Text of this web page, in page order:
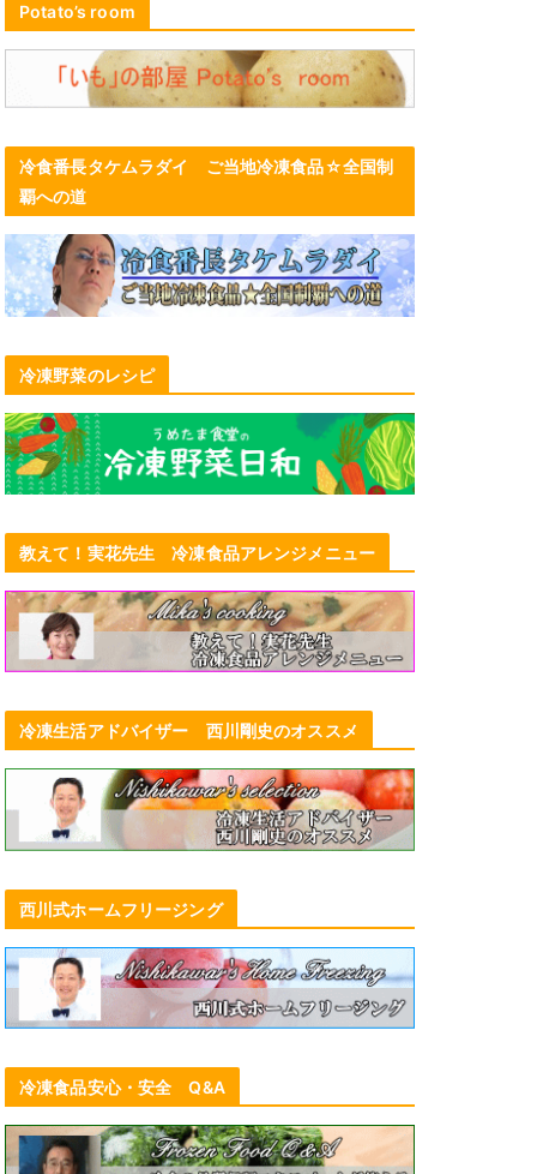
冷凍ラーメンで多彩なメニュー完成♪
～日清食品冷凍の『The ラーメン横
丁』構想、この秋出来上がりました
Potato’s room
冷食番長タケムラダイ ご当地冷凍食品☆全国制
覇への道
冷凍野菜のレシピ
教えて！実花先生 冷凍食品アレンジメニュー
冷凍生活アドバイザー 西川剛史のオススメ
西川式ホームフリージング
冷凍食品安心・安全 Q&A